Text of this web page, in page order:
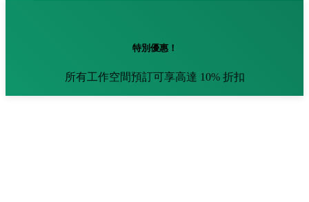
特別優惠！
所有工作空間預訂可享高達 10% 折扣